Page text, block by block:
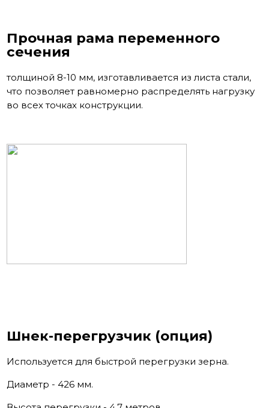
Прочная рама переменного
сечения
толщиной 8-10 мм, изготавливается из листа стали,
что позволяет равномерно распределять нагрузку
во всех точках конструкции.
Шнек-перегрузчик (опция)
Используется для быстрой перегрузки зерна.
Диаметр - 426 мм.